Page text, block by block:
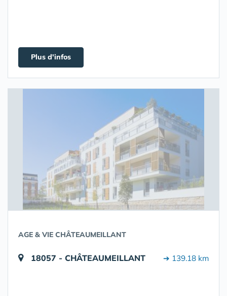
Plus d'infos
AGE & VIE CHÂTEAUMEILLANT
18057 - CHÂTEAUMEILLANT ➔ 139.18 km